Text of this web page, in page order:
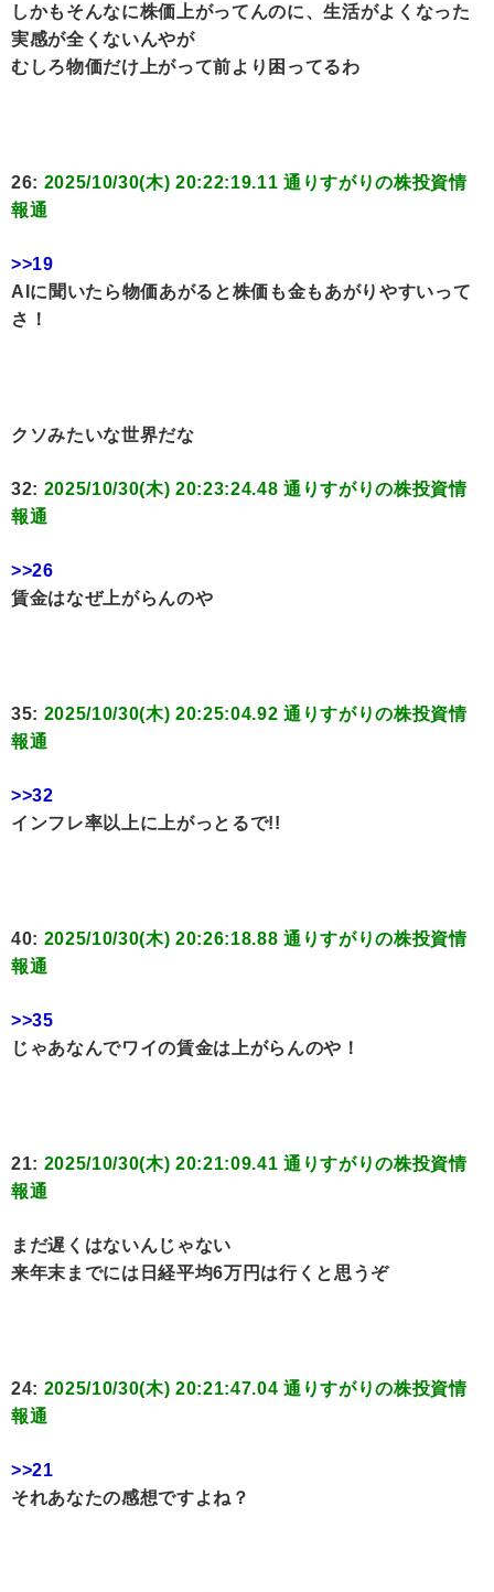
しかもそんなに株価上がってんのに、生活がよくなった
実感が全くないんやが
むしろ物価だけ上がって前より困ってるわ
26: 2025/10/30(木) 20:22:19.11 通りすがりの株投資情
報通
>>19
AIに聞いたら物価あがると株価も金もあがりやすいって
さ！
クソみたいな世界だな
32: 2025/10/30(木) 20:23:24.48 通りすがりの株投資情
報通
>>26
賃金はなぜ上がらんのや
35: 2025/10/30(木) 20:25:04.92 通りすがりの株投資情
報通
>>32
インフレ率以上に上がっとるで!!
40: 2025/10/30(木) 20:26:18.88 通りすがりの株投資情
報通
>>35
じゃあなんでワイの賃金は上がらんのや！
21: 2025/10/30(木) 20:21:09.41 通りすがりの株投資情
報通
まだ遅くはないんじゃない
来年末までには日経平均6万円は行くと思うぞ
24: 2025/10/30(木) 20:21:47.04 通りすがりの株投資情
報通
>>21
それあなたの感想ですよね？